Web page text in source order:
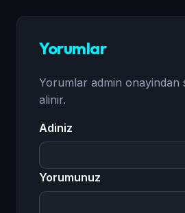
Yorumlar
Yorumlar admin onayindan
alinir.
Adiniz
Yorumunuz